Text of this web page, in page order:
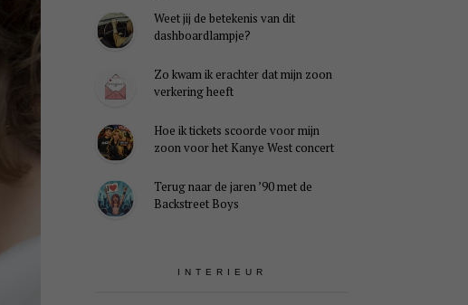
Weet jij de betekenis van dit
dashboardlampje?
Zo kwam ik erachter dat mijn zoon
verkering heeft
Hoe ik tickets scoorde voor mijn
zoon voor het Kanye West concert
Terug naar de jaren ’90 met de
Backstreet Boys
INTERIEUR